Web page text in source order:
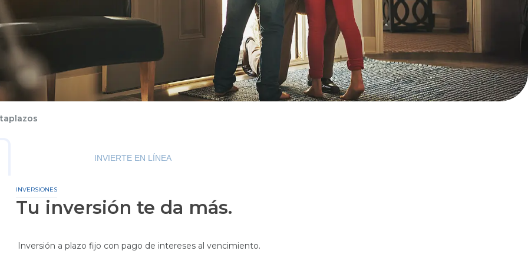
Militares
Tarjetas de Crédito
BGR Visa
Nuestras Tarjetas
Canjea tus Millas
INVIERTE EN LÍNEA
INVERSIONES
Tu inversión te da más.
Inversión a plazo fijo con pago de intereses al vencimiento.